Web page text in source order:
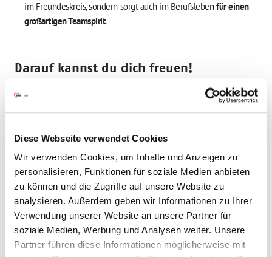
Diese Webseite verwendet Cookies
Wir verwenden Cookies, um Inhalte und Anzeigen zu
personalisieren, Funktionen für soziale Medien anbieten
zu können und die Zugriffe auf unsere Website zu
analysieren. Außerdem geben wir Informationen zu Ihrer
Verwendung unserer Website an unsere Partner für
soziale Medien, Werbung und Analysen weiter. Unsere
Partner führen diese Informationen möglicherweise mit
im Freundeskreis, sondern sorgt auch im Berufslebenfür einen
großartigen Teamspirit.
Darauf kannst du dich freuen!
(30 Urlaubstage, Regenerations- und
ein persönlichesLebensarbeitszeitkontofür eine ausgewogene
Work-Life-Balance (z. B. Sabbatical)
Vergütung gemäß TV AWO NRW inklusive derSonderleistungen
wie z. B. Jahressonderzahlungen
digitale Pflegedokumentationund Dienstplangestaltung
betrieblicheAltersversorgung(VBLU) und vermögenswirksame
Leistungen